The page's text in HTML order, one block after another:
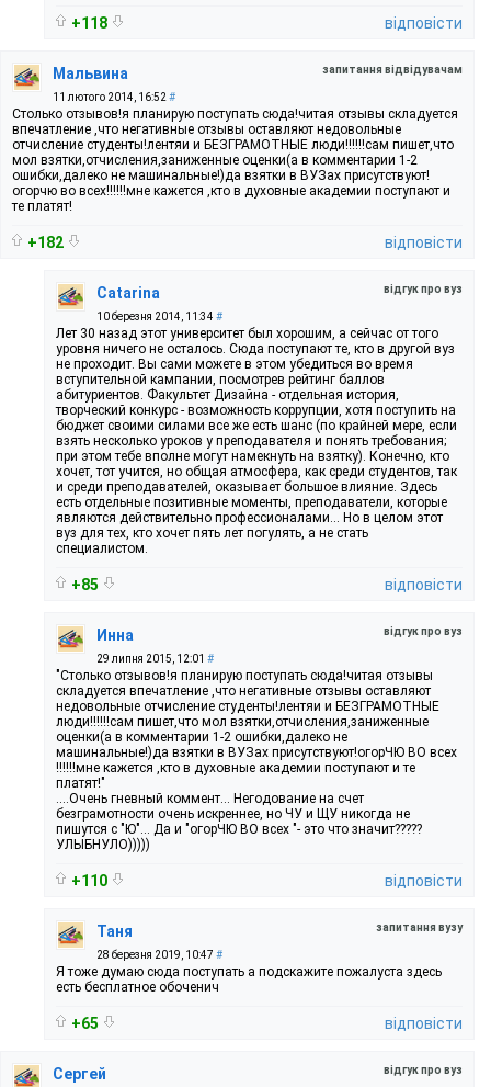
+118 відповісти
запитання відвідувачам
Мальвина
11 лютого 2014, 16:52 #
Столько отзывов!я планирую поступать сюда!читая отзывы складуется
впечатление ,что негативные отзывы оставляют недовольные
отчисление студенты!лентяи и БЕЗГРАМОТНЫЕ люди!!!!!!сам пишет,что
мол взятки,отчисления,заниженные оценки(а в комментарии 1-2
ошибки,далеко не машинальные!)да взятки в ВУЗах присутствуют!
огорчю во всех!!!!!!мне кажется ,кто в духовные академии поступают и
те платят!
+182 відповісти
відгук про вуз
Catarina
10 березня 2014, 11:34 #
Лет 30 назад этот университет был хорошим, а сейчас от того
уровня ничего не осталось. Сюда поступают те, кто в другой вуз
не проходит. Вы сами можете в этом убедиться во время
вступительной кампании, посмотрев рейтинг баллов
абитуриентов. Факультет Дизайна - отдельная история,
творческий конкурс - возможность коррупции, хотя поступить на
бюджет своими силами все же есть шанс (по крайней мере, если
взять несколько уроков у преподавателя и понять требования;
при этом тебе вполне могут намекнуть на взятку). Конечно, кто
хочет, тот учится, но общая атмосфера, как среди студентов, так
и среди преподавателей, оказывает большое влияние. Здесь
есть отдельные позитивные моменты, преподаватели, которые
являются действительно профессионалами... Но в целом этот
вуз для тех, кто хочет пять лет погулять, а не стать
специалистом.
+85 відповісти
відгук про вуз
Инна
29 липня 2015, 12:01 #
"Столько отзывов!я планирую поступать сюда!читая отзывы
складуется впечатление ,что негативные отзывы оставляют
недовольные отчисление студенты!лентяи и БЕЗГРАМОТНЫЕ
люди!!!!!!сам пишет,что мол взятки,отчисления,заниженные
оценки(а в комментарии 1-2 ошибки,далеко не
машинальные!)да взятки в ВУЗах присутствуют!огорЧЮ ВО всех
!!!!!!мне кажется ,кто в духовные академии поступают и те
платят!"
....Очень гневный коммент... Негодование на счет
безграмотности очень искреннее, но ЧУ и ЩУ никогда не
пишутся с "Ю"... Да и "огорЧЮ ВО всех "- это что значит?????
УЛЫБНУЛО)))))
+110 відповісти
запитання вузу
Таня
28 березня 2019, 10:47 #
Я тоже думаю сюда поступать а подскажите пожалуста здесь
есть бесплатное обоченич
+65 відповісти
відгук про вуз
Сергей